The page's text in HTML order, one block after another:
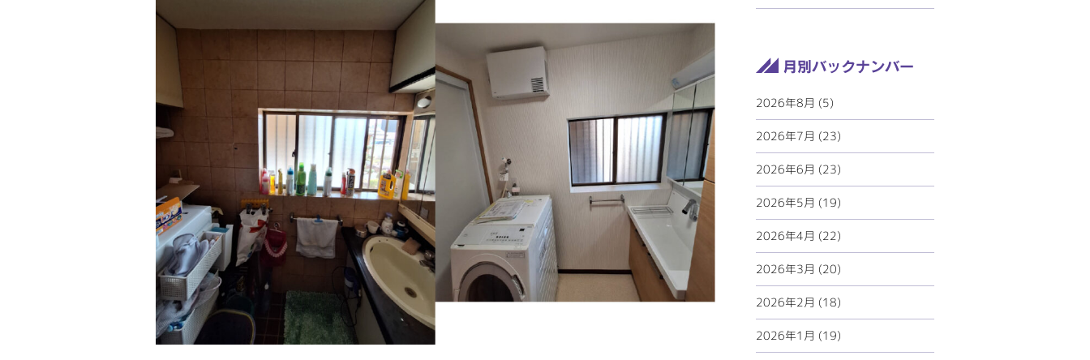
2026年8月 (5)
2026年7月 (23)
2026年6月 (23)
2026年5月 (19)
2026年4月 (22)
2026年3月 (20)
2026年2月 (18)
2026年1月 (19)